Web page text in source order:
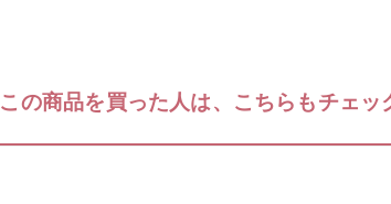
この商品を買った人は、こちらもチェッ